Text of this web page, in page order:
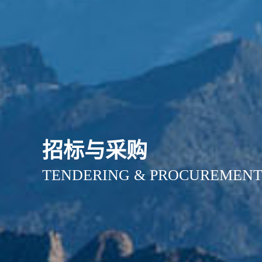
招标与采购
TENDERING & PROCUREMENT